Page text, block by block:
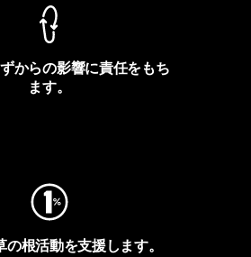
からの影響に責任をもち
ます。
の根活動を支援します。